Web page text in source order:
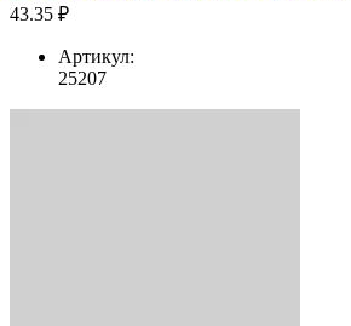
43.35 ₽
Артикул:
25207